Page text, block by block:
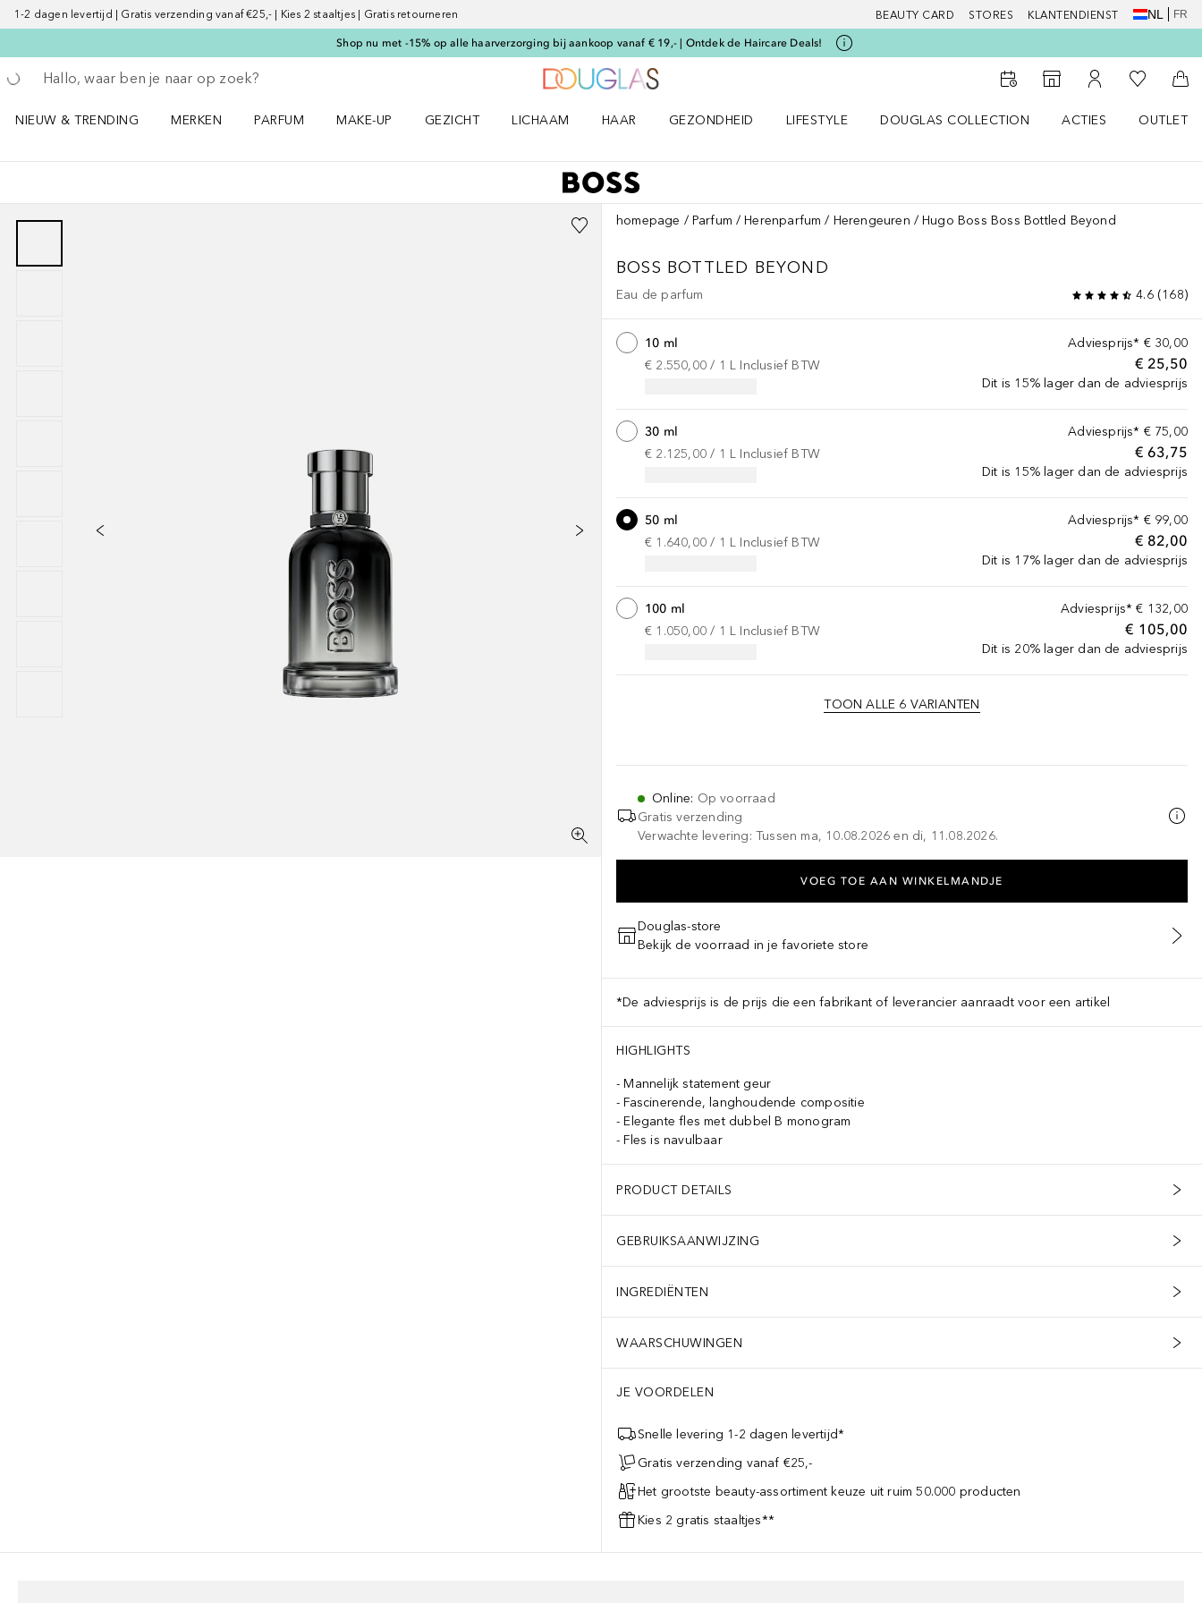
1-2 dagen levertijd | Gratis verzending vanaf €25,- | Kies 2 staaltjes | Gratis retourneren BEAUTY CARD STORES KLANTENDIENST NL FR
Shop nu met -15% op alle haarverzorging bij aankoop vanaf € 19,- | Ontdek de Haircare Deals!
Ga terug
Zoekopdracht uitvoeren
Naar StorefinderNaar Mijn Account
Naar Mijn
NIEUW & TRENDING
MERKEN
PARFUM
MAKE-UP
GEZICHT
LICHAAM
HAAR
GEZONDHEID
LIFESTYLE
DOUGLAS COLLECTION
ACTIES
OUTLET
homepage Parfum Herenparfum Herengeuren Hugo Boss Boss Bottled Beyond
BOSS BOTTLED BEYOND
Eau de parfum 4.6(168)
Adviesprijs* € 30,00
€ 25,50
Dit is 15% lager dan de adviesprijs
10 ml
€ 2.550,00 / 1 L Inclusief BTW
Adviesprijs* € 75,00
€ 63,75
Dit is 15% lager dan de adviesprijs
30 ml
€ 2.125,00 / 1 L Inclusief BTW
Adviesprijs* € 99,00
€ 82,00
Dit is 17% lager dan de adviesprijs
50 ml
€ 1.640,00 / 1 L Inclusief BTW
Adviesprijs* € 132,00
€ 105,00
Dit is 20% lager dan de adviesprijs
100 ml
€ 1.050,00 / 1 L Inclusief BTW
TOON ALLE 6 VARIANTEN
Online: Op voorraad
Gratis verzending
Verwachte levering: Tussen ma, 10.08.2026 en di, 11.08.2026.
VOEG TOE AAN WINKELMANDJE
Douglas-store
Bekijk de voorraad in je favoriete store
*De adviesprijs is de prijs die een fabrikant of leverancier aanraadt voor een artikel
HIGHLIGHTS
Mannelijk statement geur
Fascinerende, langhoudende compositie
Elegante fles met dubbel B monogram
Fles is navulbaar
PRODUCT DETAILS
GEBRUIKSAANWIJZING
INGREDIËNTEN
WAARSCHUWINGEN
JE VOORDELEN
Snelle levering 1-2 dagen levertijd*
Gratis verzending vanaf €25,-
Het grootste beauty-assortiment keuze uit ruim 50.000 producten
Kies 2 gratis staaltjes**